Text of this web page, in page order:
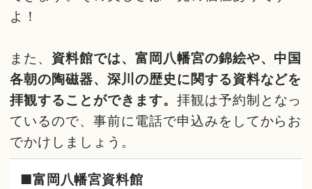
よ！
また、 資料館では、富岡八幡宮の錦絵や、中国
各朝の陶磁器、深川の歴史に関する資料などを
拝観することができます。 拝観は予約制となっ
ているので、事前に電話で申込みをしてからお
でかけしましょう。
■富岡八幡宮資料館